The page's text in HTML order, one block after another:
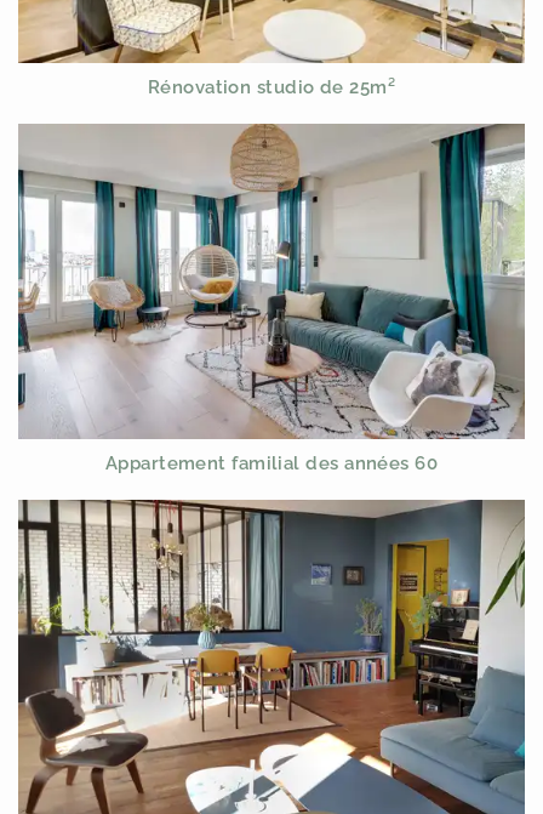
Rénovation studio de 25m²
Appartement familial des années 60